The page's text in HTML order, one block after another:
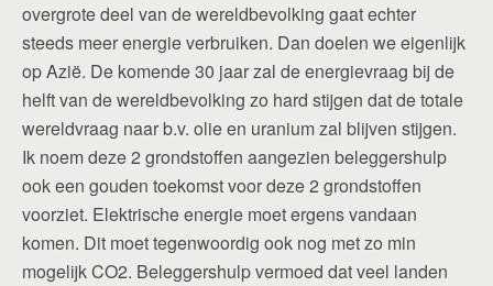
overgrote deel van de wereldbevolking gaat echter
steeds meer energie verbruiken. Dan doelen we eigenlijk
op Azië. De komende 30 jaar zal de energievraag bij de
helft van de wereldbevolking zo hard stijgen dat de totale
wereldvraag naar b.v. olie en uranium zal blijven stijgen.
Ik noem deze 2 grondstoffen aangezien beleggershulp
ook een gouden toekomst voor deze 2 grondstoffen
voorziet. Elektrische energie moet ergens vandaan
komen. Dit moet tegenwoordig ook nog met zo min
mogelijk CO2. Beleggershulp vermoed dat veel landen